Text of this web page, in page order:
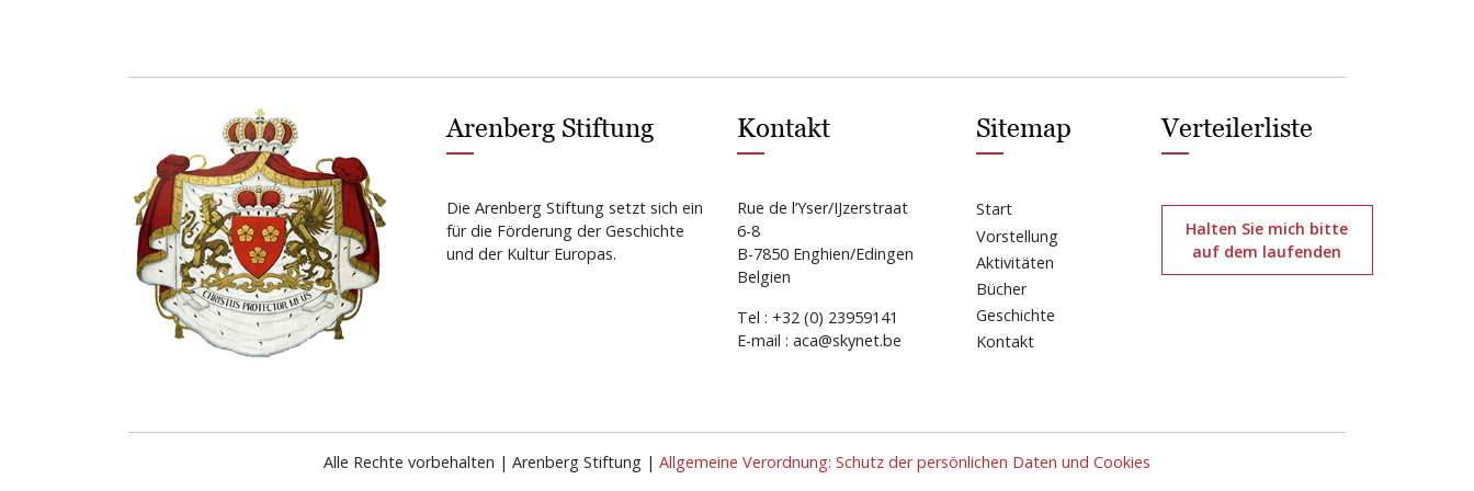
Arenberg Stiftung
Die Arenberg Stiftung setzt sich ein
für die Förderung der Geschichte
und der Kultur Europas.
Kontakt
Rue de l’Yser/IJzerstraat
6-8
B-7850 Enghien/Edingen
Belgien
Tel : +32 (0) 23959141
E-mail : aca@skynet.be
Sitemap
Start
Vorstellung
Aktivitäten
Bücher
Geschichte
Kontakt
Verteilerliste
Halten Sie mich bitte
auf dem laufenden
Alle Rechte vorbehalten | Arenberg Stiftung | Allgemeine Verordnung: Schutz der persönlichen Daten und Cookies